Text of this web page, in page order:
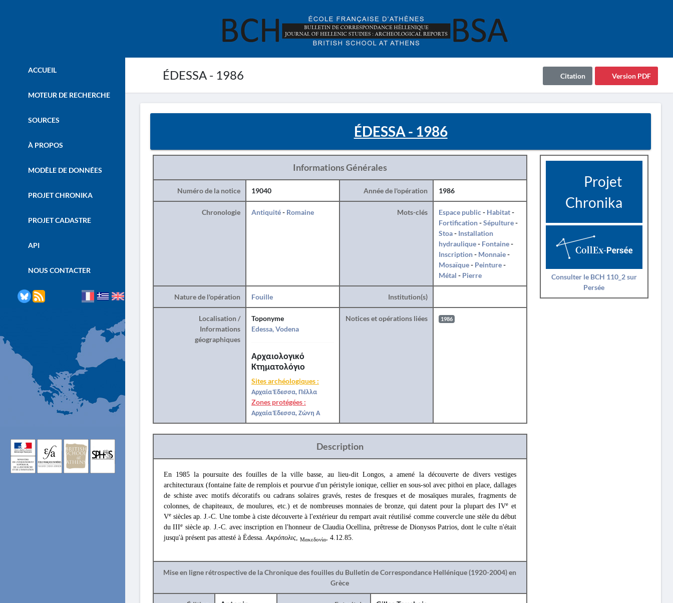
ÉDESSA - 1986 Version PDF
Citation
ACCUEIL
MOTEUR DE RECHERCHE
SOURCES
À PROPOS
MODÈLE DE DONNÉES
PROJET CHRONIKA
PROJET CADASTRE
API
NOUS CONTACTER
ÉDESSA - 1986
Informations Générales
Numéro de la notice 19040 Année de l'opération 1986
Chronologie Antiquité- Romaine Mots-clés Espace public- Habitat-
Fortification-Sépulture-
Stoa- Installation
hydraulique- Fontaine-
Inscription- Monnaie-
Mosaïque- Peinture-
Métal - Pierre
Nature de l'opération Fouille Institution(s)
Localisation /
Informations
géographiques
Toponyme
Edessa, Vodena
Αρχαιολογικό
Κτηματολόγιο
Sites archéologiques :
Αρχαία Έδεσσα, Πέλλα
Zones protégées :
Αρχαία Έδεσσα, Ζώνη Α
Notices et opérations liées 1986
Description
En 1985 la poursuite des fouilles de la ville basse, au lieu-dit Longos, a amené la découverte de divers vestiges
architecturaux (fontaine faite de remplois et pourvue d'un péristyle ionique, cellier en sous-sol avec pithoi en place, dallages
de schiste avec motifs décoratifs ou cadrans solaires gravés, restes de fresques et de mosaïques murales, fragments de
colonnes, de chapiteaux, de moulures, etc.) et de nombreuses monnaies de bronze, qui datent pour la plupart des IVe et
Ve siècles ap. J.-C. Une tombe à ciste découverte à l'extérieur du rempart avait réutilisé comme couvercle une stèle du début
du IIIe siècle ap. J.-C. avec inscription en l'honneur de Claudia Ocellina, prêtresse de Dionysos Patrios, dont le culte n'était
jusqu'à présent pas attesté à Ëdessa.Ακρόπολις, Μακεδονία, 4.12.85.
Mise en ligne rétrospective de la Chronique des fouilles du Bulletin de Correspondance Hellénique (1920-2004) en
Grèce
Projet
Chronika
Consulter le BCH 110_2 sur
Persée